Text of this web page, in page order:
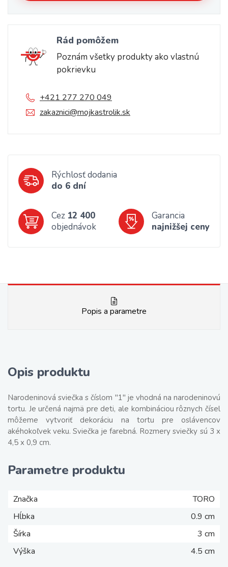
Rád pomôžem
Poznám všetky produkty ako vlastnú
pokrievku
+421 277 270 049
zakaznici@mojkastrolik.sk
Rýchlosť dodania
do 6 dní
Cez 12 400
objednávok
Garancia
najnižšej ceny
Popis a parametre
Opis produktu
Narodeninová sviečka s číslom "1" je vhodná na narodeninovú
tortu. Je určená najmä pre deti, ale kombináciou rôznych čísel
môžeme vytvoriť dekoráciu na tortu pre oslávencov
akéhokoľvek veku. Sviečka je farebná. Rozmery sviečky sú 3 x
4,5 x 0,9 cm.
Parametre produktu
Značka
TORO
Hĺbka
0.9 cm
Šírka
3 cm
Výška
4.5 cm